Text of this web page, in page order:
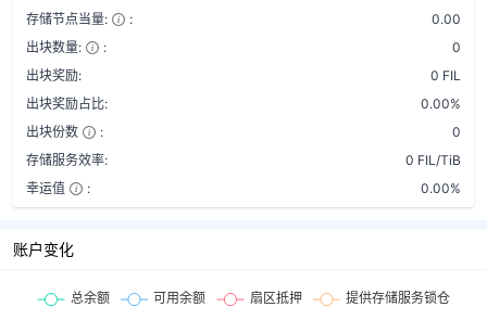
存储节点当量:
:
0.00
出块数量:
:
0
出块奖励:
0 FIL
出块奖励占比:
0.00%
出块份数
:
0
存储服务效率:
0 FIL/TiB
幸运值
: 0.00%
账户变化